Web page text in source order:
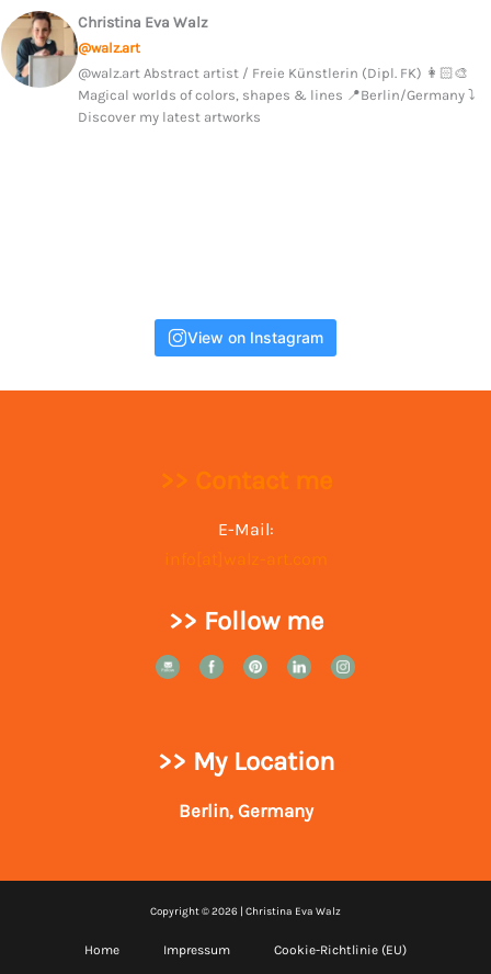
Christina Eva Walz
@walz.art
@walz.art Abstract artist / Freie Künstlerin (Dipl. FK) 👩🏻‍🎨
Magical worlds of colors, shapes & lines 📍Berlin/Germany ⤵️
Discover my latest artworks
View on Instagram
>> Contact me
E-Mail:
info[at]walz-art.com
>> Follow me
>> My Location
Berlin, Germany
Copyright © 2026 | Christina Eva Walz
Home Impressum
Cookie-Richtlinie (EU)